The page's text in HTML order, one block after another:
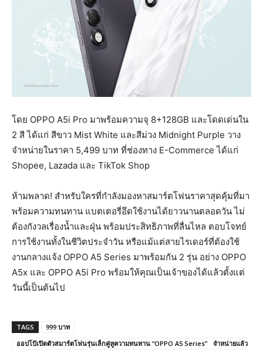
โดย OPPO A5i Pro มาพร้อมความจุ 8+128GB และโดดเด่นใน
2 สี ได้แก่ สีขาว Mist White และสีม่วง Midnight Purple วาง
จำหน่ายในราคา 5,499 บาท ที่ช่องทาง E-Commerce ได้แก่
Shopee, Lazada และ TikTok Shop
ห้ามพลาด! สำหรับใครที่กำลังมองหาสมาร์ตโฟนราคาสุดคุ้มที่มา
พร้อมความทนทาน แบตเตอรี่อึดใช้งานได้ยาวนานตลอดวัน ไม่
ต้องกังวลเรื่องน้ำและฝุ่น พร้อมประสิทธิภาพที่ลื่นไหล ตอบโจทย์
การใช้งานทั้งในชีวิตประจำวัน หรือแม้แต่สายไรเดอร์ที่ต้องใช้
งานกลางแจ้ง OPPO A5 Series มาพร้อมกัน 2 รุ่น อย่าง OPPO
A5x และ OPPO A5i Pro พร้อมให้คุณเป็นเจ้าของได้แล้วตั้งแต่
วันนี้เป็นต้นไป
TAGS
999 บาท
ออปโป้เปิดตัวสมาร์ตโฟนรุ่นเล็กคู่หูความทนทาน “OPPO A5 Series” จำหน่ายแล้ว